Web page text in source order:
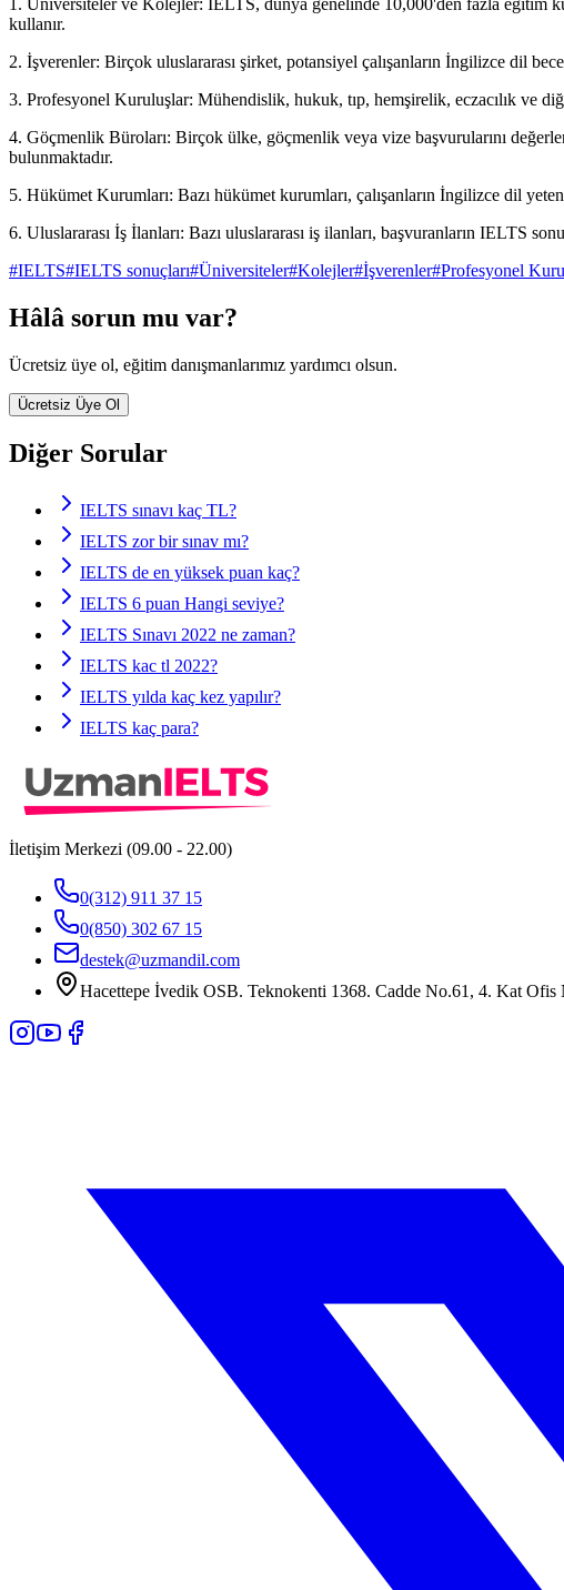
kullanır.
2. İşverenler: Birçok uluslararası şirket, potansiyel çalışanların İngilizce dil
3. Profesyonel Kuruluşlar: Mühendislik, hukuk, tıp, hemşirelik, eczacılık ve
4. Göçmenlik Büroları: Birçok ülke, göçmenlik veya vize başvurularını
bulunmaktadır.
5. Hükümet Kurumları: Bazı hükümet kurumları, çalışanların İngilizce dil
6. Uluslararası İş İlanları: Bazı uluslararası iş ilanları, başvuranların IELTS
#IELTS#IELTS sonuçları#Üniversiteler#Kolejler#İşverenler#Profesyonel
Hâlâ sorun mu var?
Ücretsiz üye ol, eğitim danışmanlarımız yardımcı olsun.
Ücretsiz Üye Ol
Diğer Sorular
IELTS sınavı kaç TL?
IELTS zor bir sınav mı?
IELTS de en yüksek puan kaç?
IELTS 6 puan Hangi seviye?
IELTS Sınavı 2022 ne zaman?
IELTS kac tl 2022?
IELTS yılda kaç kez yapılır?
IELTS kaç para?
İletişim Merkezi (09.00 - 22.00)
0(312) 911 37 15
0(850) 302 67 15
destek@uzmandil.com
Hacettepe İvedik OSB. Teknokenti 1368. Cadde No.61, 4. Kat